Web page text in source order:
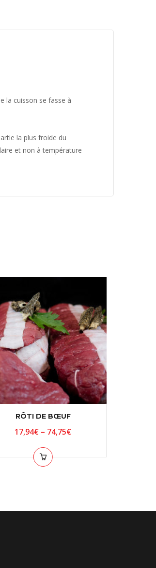
la cuisson se fasse à
la plus froide du
et non à température
RÔTI DE BŒUF
17,94€ – 74,75€